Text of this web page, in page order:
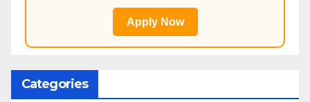
Apply Now
Categories